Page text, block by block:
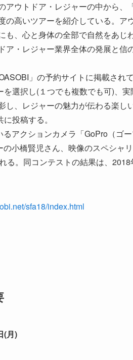
ウトドア・レジャーの中から、
高いツアーを紹介している。ア
、心と身体の全部で自然をあじ
・レジャー業界全体の発展と信
」の予約サイトに掲載され
選択し(１つでも複数でも可)、
、レジャーの魅力が伝わる楽し
投稿する。
アクションカメラ「GoPro（ゴー
小橋賢児さん、映像のスペシャ
る。同コンテストの結果は、
sfa18/index.html
(月)